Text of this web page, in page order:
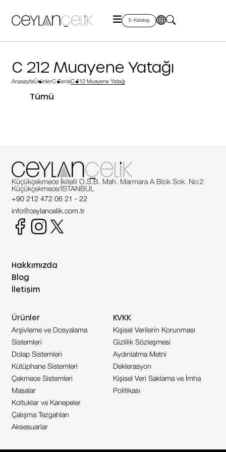
E-Katalog
C 212 Muayene Yatağı
AnasayfaÜrünlerC SerisiC 212 Muayene Yatağı
Tümü
Küçükçekmece İkitelli O.S.B. Mah. Marmara A Blok Sok. No:2
Küçükçekmece/İSTANBUL
+90 212 472 06 21 - 22
info@ceylancelik.com.tr
Hakkımızda
Blog
İletişim
Ürünler
Arşivleme ve Dosyalama
Sistemleri
Dolap Sistemleri
Kütüphane Sistemleri
Çekmece Sistemleri
Masalar
Koltuklar ve Kanepeler
Çalışma Tezgahları
Aksesuarlar
KVKK
Kişisel Verilerin Korunması
Gizlilik Sözleşmesi
Aydınlatma Metni
Deklerasyon
Kişisel Veri Saklama ve İmha
Politikası